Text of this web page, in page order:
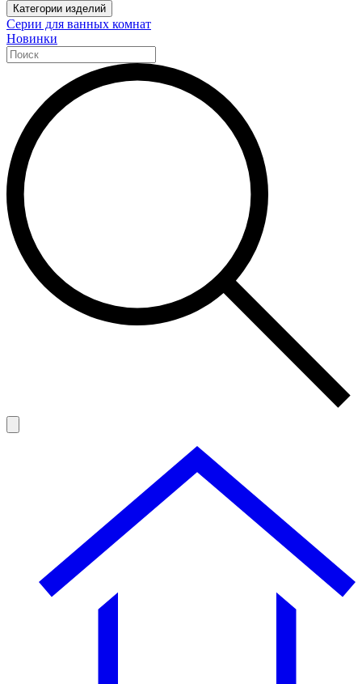
Категории изделий
Серии для ванных комнат
Новинки